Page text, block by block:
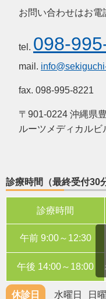
お問い合わせはお電
tel. 098-
mail.
fax. 098-995-8221
〒901-0224 沖縄県
ルーツメディカルビ
診療時間（最終受付30
診療時間
午前 9:00～12:30
午後 14:00～18:00
休診日 水曜日 日